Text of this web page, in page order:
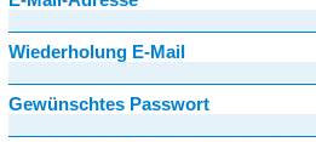
Wiederholung E-Mail
Gewünschtes Passwort